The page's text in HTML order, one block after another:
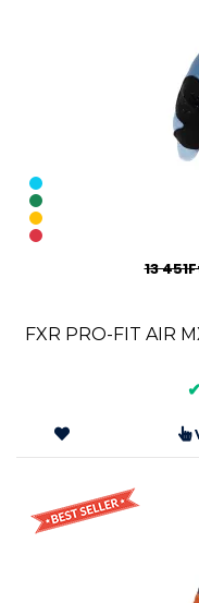
13
FXR PRO-FIT AIR
✔